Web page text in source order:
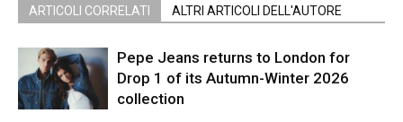
ARTICOLI CORRELATI ALTRI ARTICOLI DELL'AUTORE
Pepe Jeans returns to London for
Drop 1 of its Autumn-Winter 2026
collection